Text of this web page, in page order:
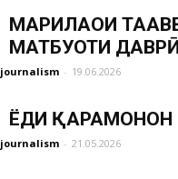
МАРҲИЛАҲОИ
МАТБУОТИ
journalism - 19.06.2026
ЁДИ ҚАҲРАМОНОН
journalism - 21.05.2026